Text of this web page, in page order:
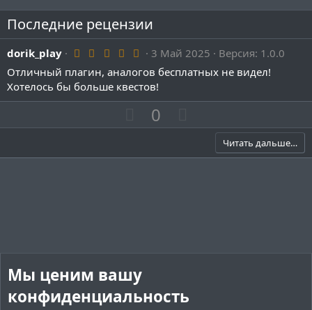
Последние рецензии
dorik_play 5
0
0
з
в
з
3 Май 2025
Версия: 1.0.0
Отличный плагин, аналогов бесплатных не видел!
Хотелось бы больше квестов!
П
о
и
г
о
0
е
а
Читать дальше…
Мы ценим вашу
конфиденциальность